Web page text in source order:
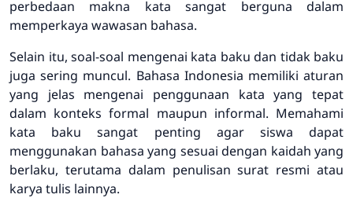
perbedaan makna kata sangat berguna dalam
memperkaya wawasan bahasa.
Selain itu, soal-soal mengenai kata baku dan tidak baku
juga sering muncul. Bahasa Indonesia memiliki aturan
yang jelas mengenai penggunaan kata yang tepat
dalam konteks formal maupun informal. Memahami
kata baku sangat penting agar siswa dapat
menggunakan bahasa yang sesuai dengan kaidah yang
berlaku, terutama dalam penulisan surat resmi atau
karya tulis lainnya.